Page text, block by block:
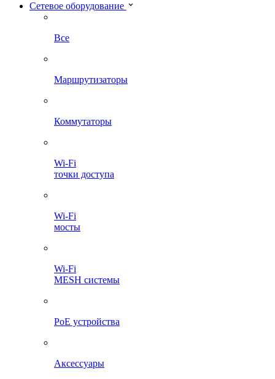
Сетевое оборудование
Все
Маршрутизаторы
Коммутаторы
Wi-Fi
точки доступа
Wi-Fi
мосты
Wi-Fi
MESH системы
PoE устройства
Аксессуары